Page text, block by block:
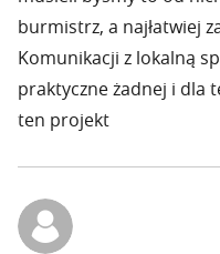
burmistrz, a najłatwiej
Komunikacji z lokalną
praktyczne żadnej i dla
ten projekt